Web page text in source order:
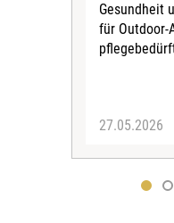
Gesundheit
für
27.05.2026